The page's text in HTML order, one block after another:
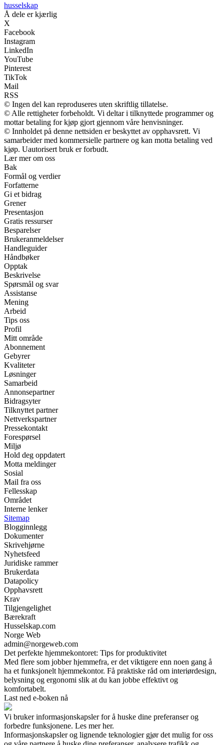
husselskap
Å dele er kjærlig
X
Facebook
Instagram
LinkedIn
YouTube
Pinterest
TikTok
Mail
RSS
© Ingen del kan reproduseres uten skriftlig tillatelse.
© Alle rettigheter forbeholdt. Vi deltar i tilknyttede programmer og
mottar betaling for kjøp gjort gjennom våre henvisninger.
© Innholdet på denne nettsiden er beskyttet av opphavsrett. Vi
samarbeider med kommersielle partnere og kan motta betaling ved
kjøp. Uautorisert bruk er forbudt.
Lær mer om oss
Bak
Formål og verdier
Forfatterne
Gi et bidrag
Grener
Presentasjon
Gratis ressurser
Besparelser
Brukeranmeldelser
Handleguider
Håndbøker
Opptak
Beskrivelse
Spørsmål og svar
Assistanse
Mening
Arbeid
Tips oss
Profil
Mitt område
Abonnement
Gebyrer
Kvaliteter
Løsninger
Samarbeid
Annonsepartner
Bidragsyter
Tilknyttet partner
Nettverkspartner
Pressekontakt
Forespørsel
Miljø
Hold deg oppdatert
Motta meldinger
Sosial
Mail fra oss
Fellesskap
Området
Interne lenker
Sitemap
Blogginnlegg
Dokumenter
Skrivehjørne
Nyhetsfeed
Juridiske rammer
Brukerdata
Datapolicy
Opphavsrett
Krav
Tilgjengelighet
Bærekraft
Husselskap.com
Norge Web
admin@norgeweb.com
Det perfekte hjemmekontoret: Tips for produktivitet
Med flere som jobber hjemmefra, er det viktigere enn noen gang å
ha et funksjonelt hjemmekontor. Få praktiske råd om interiørdesign,
belysning og ergonomi slik at du kan jobbe effektivt og
komfortabelt.
Last ned e-boken nå
Vi bruker informasjonskapsler for å huske dine preferanser og
forbedre funksjonene. Les mer her.
Informasjonskapsler og lignende teknologier gjør det mulig for oss